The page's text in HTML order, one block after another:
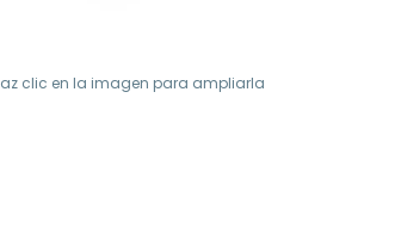
clic en la imagen para ampliarla